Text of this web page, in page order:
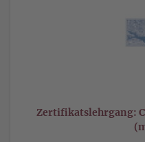
Zertifikatslehrgang: